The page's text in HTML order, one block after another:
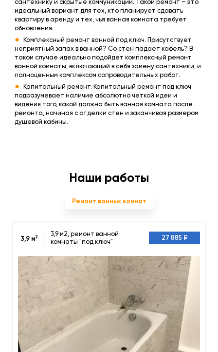
сантехнику и скрытые коммуникации. Такой ремонт – это
идеальный вариант для тех, кто планирует сдавать
квартиру в аренду и тех, чья ванная комната требует
обновления.
Комплексный ремонт ванной под ключ. Присутствует
неприятный запах в ванной? Со стен падает кафель? В
таком случае идеально подойдет комплексный ремонт
ванной комнаты, включающий в себя замену сантехники, и
полноценным комплексом сопроводительных работ.
Капитальный ремонт. Капитальный ремонт под ключ
подразумевает наличие абсолютно четкой идеи и
видения того, какой должна быть ванная комната после
ремонта, начиная с отделки стен и заканчивая размером
душевой кабины.
Наши работы
Ремонт ванных комнат
3,9 м2
3,9 м2, ремонт ванной
комнаты "под ключ"
27 885 ₽